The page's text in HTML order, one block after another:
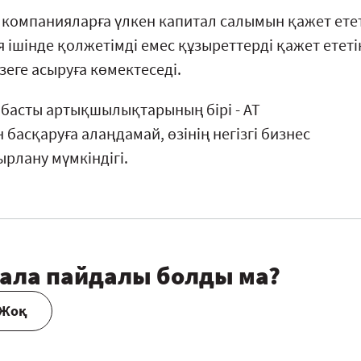
компанияларға үлкен капитал салымын қажет
қолжетімді емес құзыреттерді қажет
асыруға көмектеседі.
басты артықшылықтарының бірі - АТ
алаңдамай, өзінің негізгі бизнес
мүмкіндігі.
пайдалы болды ма?